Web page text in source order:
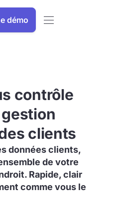
démo
contrôle
clients
données clients,
de votre
Rapide, clair
comme vous le